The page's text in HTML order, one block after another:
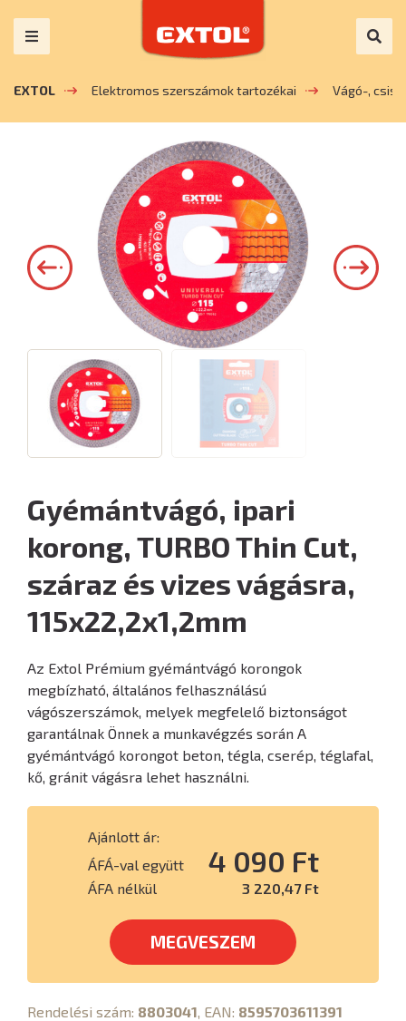
EXTOL Elektromos szerszámok tartozékai Vágó-,
Gyémántvágó, ipari
korong, TURBO Thin Cut,
száraz és vizes vágásra,
115x22,2x1,2mm
Az Extol Prémium gyémántvágó korongok
megbízható, általános felhasználású
vágószerszámok, melyek megfelelő biztonságot
garantálnak Önnek a munkavégzés során A
gyémántvágó korongot beton, tégla, cserép, téglafal,
kő, gránit vágásra lehet használni.
Ajánlott ár:
ÁFÁ-val együtt
4 090 Ft
ÁFA nélkül 3 220,47 Ft
MEGVESZEM
Rendelési szám: 8803041, EAN: 8595703611391